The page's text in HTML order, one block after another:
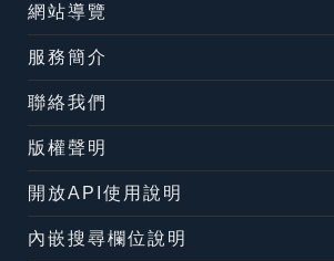
網站導覽
服務簡介
聯絡我們
版權聲明
開放API使用說明
內嵌搜尋欄位說明